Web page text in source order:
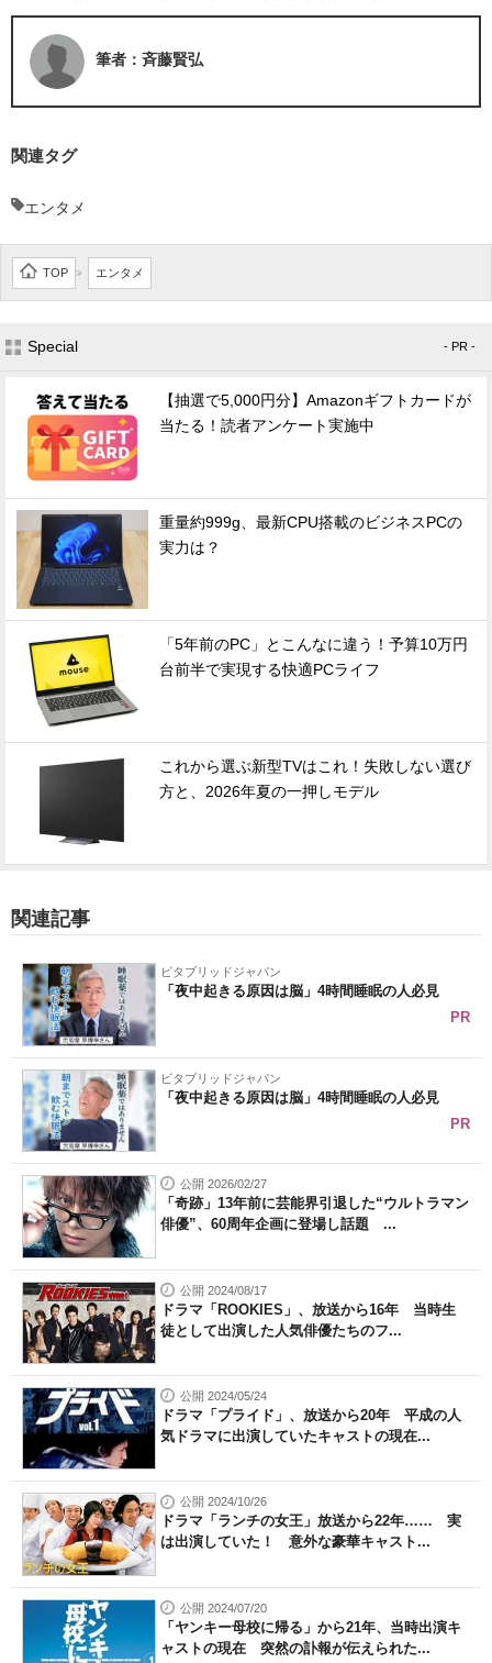
筆者：斉藤賢弘
関連タグ
エンタメ
TOP > エンタメ
Special - PR -
【抽選で5,000円分】Amazonギフトカードが
当たる！読者アンケート実施中
重量約999g、最新CPU搭載のビジネスPCの
実力は？
「5年前のPC」とこんなに違う！予算10万円
台前半で実現する快適PCライフ
これから選ぶ新型TVはこれ！失敗しない選び
方と、2026年夏の一押しモデル
関連記事
ビタブリッドジャパン
「夜中起きる原因は脳」4時間睡眠の人必見
PR
ビタブリッドジャパン
「夜中起きる原因は脳」4時間睡眠の人必見
PR
公開 2026/02/27
「奇跡」13年前に芸能界引退した“ウルトラマン
俳優”、60周年企画に登場し話題 ...
公開 2024/08/17
ドラマ「ROOKIES」、放送から16年 当時生
徒として出演した人気俳優たちのフ...
公開 2024/05/24
ドラマ「プライド」、放送から20年 平成の人
気ドラマに出演していたキャストの現在...
公開 2024/10/26
ドラマ「ランチの女王」放送から22年…… 実
は出演していた！ 意外な豪華キャスト...
公開 2024/07/20
「ヤンキー母校に帰る」から21年、当時出演キ
ャストの現在 突然の訃報が伝えられた...